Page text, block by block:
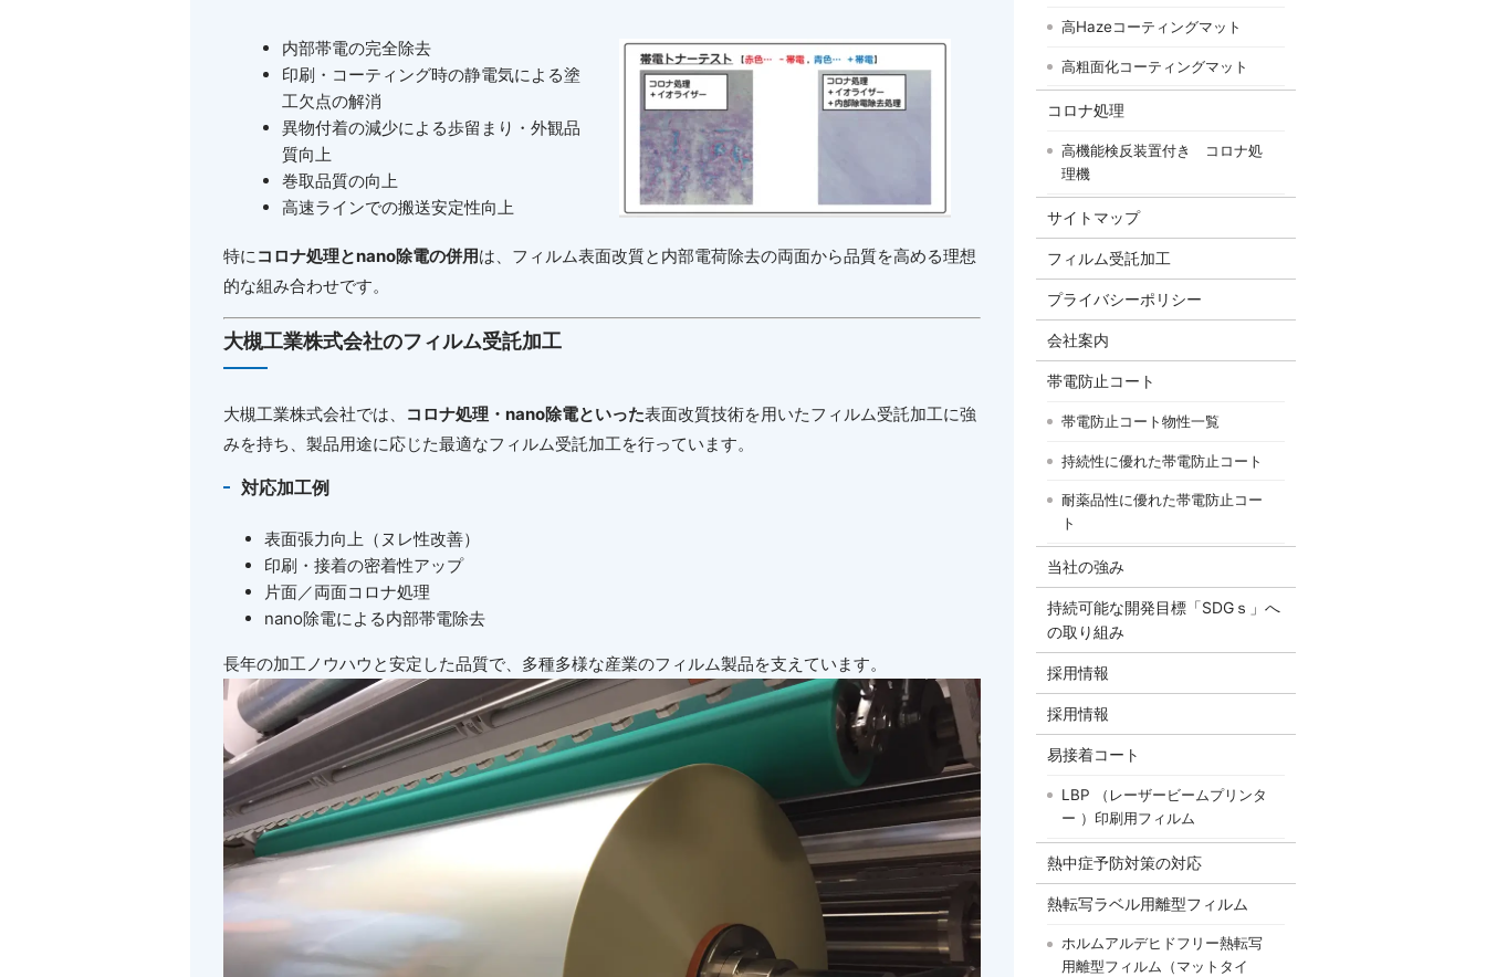
内部帯電の完全除去
印刷・コーティング時の静電気による塗
工欠点の解消
異物付着の減少による歩留まり・外観品
質向上
巻取品質の向上
高速ラインでの搬送安定性向上
特に コロナ処理とnano除電の併用は、フィルム表面改質と内部電荷除去の両面から品質を高める理想
的な組み合わせです。
大槻工業株式会社のフィルム受託加工
大槻工業株式会社では、 コロナ処理・ nano除電といった表面改質技術を用いたフィルム受託加工に強
みを持ち、製品用途に応じた最適なフィルム受託加工を行っています。
対応加工例
表面張力向上（ヌレ性改善）
印刷・接着の密着性アップ
片面／両面コロナ処理
nano除電による内部帯電除去
長年の加工ノウハウと安定した品質で、多種多様な産業のフィルム製品を支えています。
高Hazeコーティングマット
高粗面化コーティングマット
コロナ処理
高機能検反装置付き コロナ処
理機
サイトマップ
フィルム受託加工
プライバシーポリシー
会社案内
帯電防止コート
帯電防止コート物性一覧
持続性に優れた帯電防止コート
耐薬品性に優れた帯電防止コー
ト
当社の強み
持続可能な開発目標「SDGｓ」へ
の取り組み
採用情報
採用情報
易接着コート
LBP （レーザービームプリンタ
ー ）印刷用フィルム
熱中症予防対策の対応
熱転写ラベル用離型フィルム
ホルムアルデヒドフリー熱転写
用離型フィルム（マットタイ